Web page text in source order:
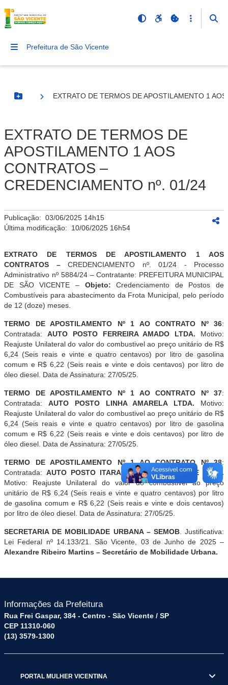
Prefeitura de São Vicente
Botão Menu
EXTRATO DE TERMOS DE APOSTILAMENTO 1
EXTRATO DE TERMOS DE
APOSTILAMENTO 1 AOS
CONTRATOS –
CREDENCIAMENTO nº. 01/24
Publicação: 03/06/2025 14h15
Última modificação: 10/06/2025 16h54
EXTRATO DE TERMOS DE APOSTILAMENTO 1 AOS
CONTRATOS –CREDENCIAMENTO nº. 01/24 - Processo
Administrativo nº 5884/24 – Contratante: PREFEITURA MUNICIPAL
DE SÃO VICENTE – Objeto:
Credenciamento de Postos de
Combustíveis para abastecimento da Frota Municipal , pelo período
de 12 (doze) meses.
TERMO DE APOSTILAMENTO Nº 1 AO CONTRATO Nº 36:
Contratada: AUTO POSTO FERREIRA AMADO LTDA. Motivo:
Reajuste Unilateral do valor do combustivel ao preço unitário de R$
6,24 (Seis reais e vinte e quatro centavos) por litro de gasolina
comum e R$ 6,22 (Seis reais e vinte e dois centavos) por litro de
óleo diesel. Data de Assinatura: 27/05/25.
TERMO DE APOSTILAMENTO Nº 1 AO CONTRATO Nº 37:
Contratada: AUTO POSTO LINHA AMARELA LTDA. Motivo:
Reajuste Unilateral do valor do combustivel ao preço unitário de R$
6,24 (Seis reais e vinte e quatro centavos) por litro de gasolina
comum e R$ 6,22 (Seis reais e vinte e dois centavos) por litro de
óleo diesel. Data de Assinatura: 27/05/25.
TERMO DE APOSTILAMENTO Nº 1 AO CONTRATO Nº 38:
Contratada:AUTO POSTO ITARARÉ DE SÃO VICENTE LTDA .
Motivo: Reajuste Unilateral do valor do combustivel ao preço
unitário de R$ 6,24 (Seis reais e vinte e quatro centavos) por litro
de gasolina comum e R$ 6,22 (Seis reais e vinte e doiscentavos)
por litro de óleo diesel. Data de Assinatura: 27/05/25.
SECRETARIA DE MOBILIDADE URBANA – SEMOB. Justificativa:
Lei Federal nº 14.133/21. São Vicente, 03 de Junho de 2025 –
Alexandre Ribeiro Martins – Secretário de Mobilidade Urbana.
Informações da Prefeitura
Rua Frei Gaspar, 384 - Centro - São Vicente / SP
CEP 11310-060
(13) 3579-1300
PORTAL MULHER VICENTINA